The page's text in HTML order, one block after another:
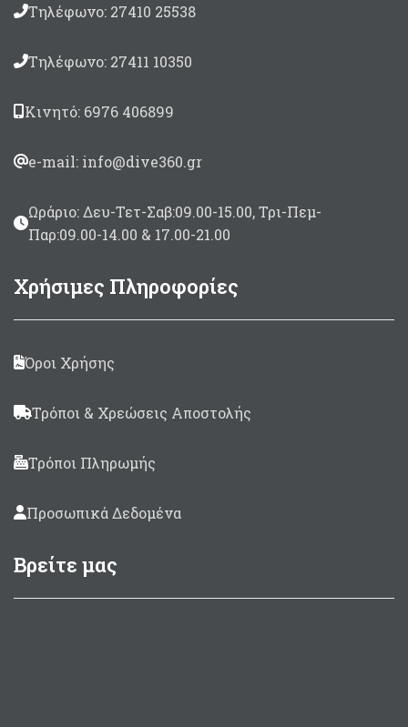
Τηλέφωνο: 27410 25538
Τηλέφωνο: 27411 10350
Κινητό: 6976 406899
e-mail: info@dive360.gr
Ωράριο: Δευ-Τετ-Σαβ:09.00-15.00, Τρι-Πεμ-
Παρ:09.00-14.00 & 17.00-21.00
Χρήσιμες Πληροφορίες
Όροι Χρήσης
Τρόποι & Χρεώσεις Αποστολής
Τρόποι Πληρωμής
Προσωπικά Δεδομένα
Βρείτε μας